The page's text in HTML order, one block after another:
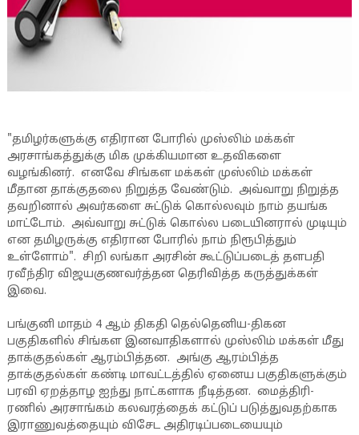
"தமிழர்களுக்கு எதிரான போரில் முஸ்லிம் மக்கள்
அரசாங்கத்துக்கு மிக முக்கியமான உதவிகளை
வழங்கினர். எனவே சிங்கள மக்கள் முஸ்லிம் மக்கள்
மீதான தாக்குதலை நிறுத்த வேண்டும். அவ்வாறு நிறுத்த
தவறினால் அவர்களை சுட்டுக் கொல்லவும் நாம் தயங்க
மாட்டோம். அவ்வாறு சுட்டுக் கொல்ல படையினரால் முடியும்
என தமிழருக்கு எதிரான போரில் நாம் நிரூபித்தும்
உள்ளோம்". சிறி லங்கா அரசின் கூட்டுப்படைத் தளபதி
ரவீந்திர விஜயகுணவர்த்தன தெரிவித்த கருத்துக்கள்
இவை.
பங்குனி மாதம் 4 ஆம் திகதி தெல்தெனிய-திகன
பகுதிகளில் சிங்கள இனவாதிகளால் முஸ்லிம் மக்கள் மீது
தாக்குதல்கள் ஆரம்பித்தன. அங்கு ஆரம்பித்த
தாக்குதல்கள் கண்டி மாவட்டத்தில் ஏனைய பகுதிகளுக்கும்
பரவி ஏறத்தாழ ஐந்து நாட்களாக நீடித்தன. மைத்திரி-
ரணில் அரசாங்கம் கலவரத்தைக் கட்டுப் படுத்துவதற்காக
இராணுவத்தையும் விசேட அதிரடிப்படையையும்